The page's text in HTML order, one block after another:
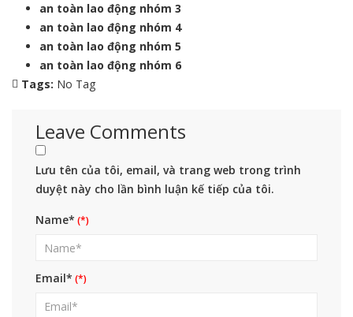
an toàn lao động nhóm 3
an toàn lao động nhóm 4
an toàn lao động nhóm 5
an toàn lao động nhóm 6
Tags: No Tag
Leave Comments
Lưu tên của tôi, email, và trang web trong trình
duyệt này cho lần bình luận kế tiếp của tôi.
Name*
Email*